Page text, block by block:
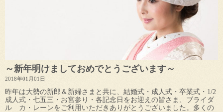
～新年明けましておめでとうございます～
2018年01月01日
昨年は大勢の新郎＆新婦さまと共に、結婚式・成人式・卒業式・1/2
成人式・七五三・お宮参り・各記念日をお迎えの皆さま、ブライダ
ル カ・レーンをご利用いただきありがとうございました。多くの